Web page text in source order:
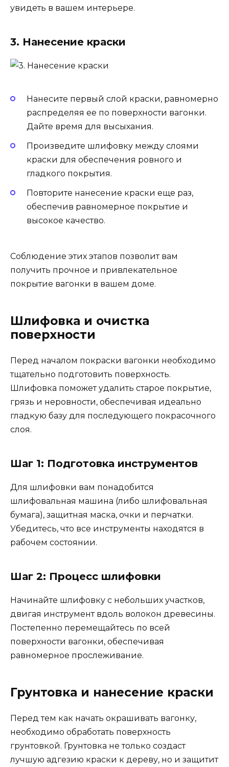
увидеть в вашем интерьере.
3. Нанесение краски
Нанесите первый слой краски, равномерно
распределяя ее по поверхности вагонки.
Дайте время для высыхания.
Произведите шлифовку между слоями
краски для обеспечения ровного и
гладкого покрытия.
Повторите нанесение краски еще раз,
обеспечив равномерное покрытие и
высокое качество.
Соблюдение этих этапов позволит вам
получить прочное и привлекательное
покрытие вагонки в вашем доме.
Шлифовка и очистка
поверхности
Перед началом покраски вагонки необходимо
тщательно подготовить поверхность.
Шлифовка поможет удалить старое покрытие,
грязь и неровности, обеспечивая идеально
гладкую базу для последующего покрасочного
слоя.
Шаг 1: Подготовка инструментов
Для шлифовки вам понадобится
шлифовальная машина (либо шлифовальная
бумага), защитная маска, очки и перчатки.
Убедитесь, что все инструменты находятся в
рабочем состоянии.
Шаг 2: Процесс шлифовки
Начинайте шлифовку с небольших участков,
двигая инструмент вдоль волокон древесины.
Постепенно перемещайтесь по всей
поверхности вагонки, обеспечивая
равномерное прослеживание.
Грунтовка и нанесение краски
Перед тем как начать окрашивать вагонку,
необходимо обработать поверхность
грунтовкой. Грунтовка не только создаст
лучшую адгезию краски к дереву, но и защитит